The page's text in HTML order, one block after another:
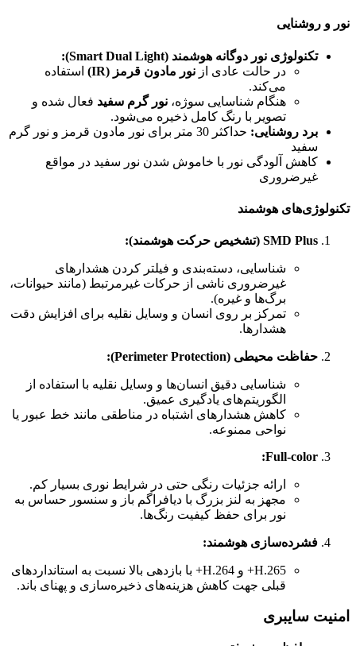
نور و روشنایی
تکنولوژی نور دوگانه هوشمند (Smart Dual Light):
در حالت عادی از نور مادون قرمز (IR)
استفاده
می‌کند.
هنگام شناسایی سوژه، نور گرم سفید فعال شده و
تصویر با رنگ کامل ذخیره می‌شود.
برد روشنایی:
حداکثر 30 متر برای نور مادون قرمز و نور گرم
سفید
کاهش آلودگی نور با خاموش شدن نور سفید در مواقع
غیرضروری
تکنولوژی‌های هوشمند
SMD Plus (تشخیص حرکت هوشمند):
شناسایی، دسته‌بندی و فیلتر کردن هشدارهای
غیرضروری ناشی از حرکات غیرمرتبط (مانند حیوانات،
برگ‌ها و غیره).
تمرکز بر روی انسان و وسایل نقلیه برای افزایش دقت
هشدارها.
حفاظت محیطی (Perimeter Protection):
شناسایی دقیق انسان‌ها و وسایل نقلیه با استفاده از
الگوریتم‌های یادگیری عمیق.
کاهش هشدارهای اشتباه در مناطقی مانند خط عبور یا
نواحی ممنوعه.
Full-color:
ارائه جزئیات رنگی حتی در شرایط نوری بسیار کم.
مجهز به لنز بزرگ با دیافراگم باز و سنسور حساس به
نور برای حفظ کیفیت رنگ‌ها.
فشرده‌سازی هوشمند:
H.265+ و H.264+ با بازدهی بالا نسبت به استانداردهای
قبلی جهت کاهش هزینه‌های ذخیره‌سازی و پهنای باند.
امنیت سایبری